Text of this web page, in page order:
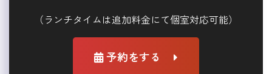
（ランチタイムは追加料金にて個室対応可能）
予約をする